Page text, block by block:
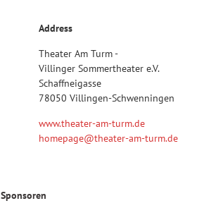
Address
Theater Am Turm -
Villinger Sommertheater e.V.
Schaffneigasse
78050 Villingen-Schwenningen
www.theater-am-turm.de
homepage@theater-am-turm.de
Sponsoren